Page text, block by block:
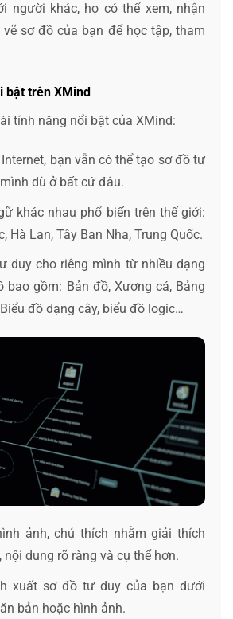
người khác, họ có thể xem, nhận
sơ đồ của bạn để học tập, tham
bật trên XMind
tính năng nổi bật của XMind:
bạn vẫn có thể tạo sơ đồ tư
dù ở bất cứ đâu.
khác nhau phổ biến trên thế giới:
Hà Lan, Tây Ban Nha, Trung Quốc.
duy cho riêng mình từ nhiều dạng
bao gồm: Bản đồ, Xương cá, Bảng
đồ dạng cây, biểu đồ logic…
ảnh, chú thích nhằm giải thích
nội dung rõ ràng và cụ thể hơn.
xuất sơ đồ tư duy của bạn dưới
bản hoặc hình ảnh.